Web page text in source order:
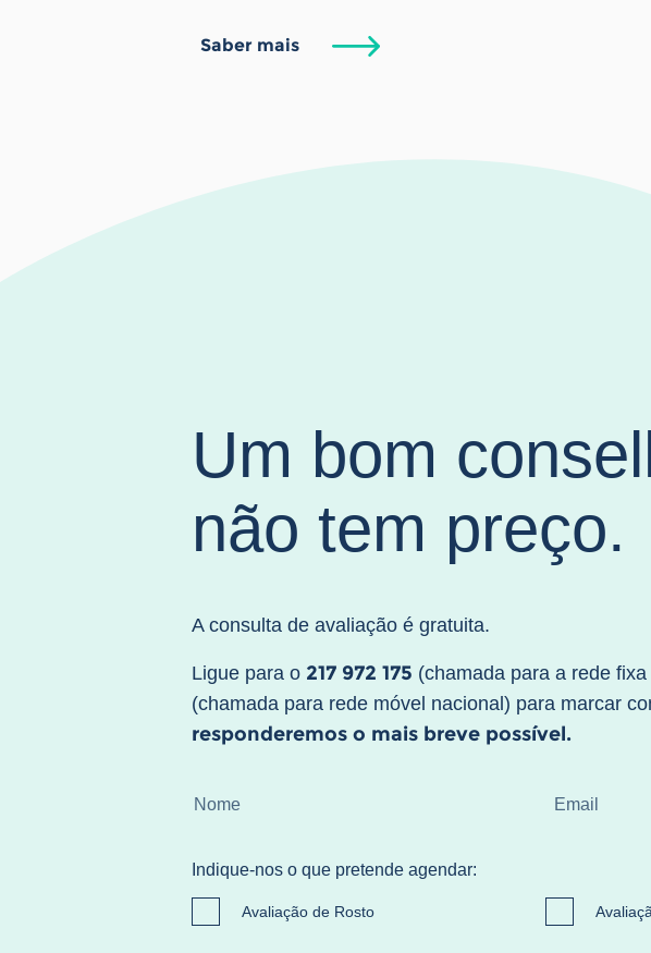
Saber mais
Um bom
não tem preço.
A consulta de avaliação é gratuita.
Ligue para o 217 972 175 (chamada para a rede
(chamada para rede móvel nacional) para marcar
responderemos o mais breve possível.
Indique-nos o que pretende agendar:
Avaliação de Rosto